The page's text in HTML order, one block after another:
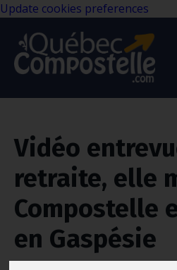
Update cookies preferences
Vidéo
retraite, elle
Compostelle
en Gaspésie